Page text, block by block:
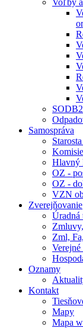
Voľby a
Samospráva
Hlavný
OZ -
OZ -
VZN
Zverejňovanie
Úradná
Zml,
Verejné
Oznamy
Kontakt
Mapy
Mapa